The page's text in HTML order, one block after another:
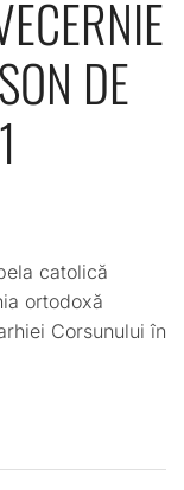
DE
catolică
ortodoxă
Corsunului în